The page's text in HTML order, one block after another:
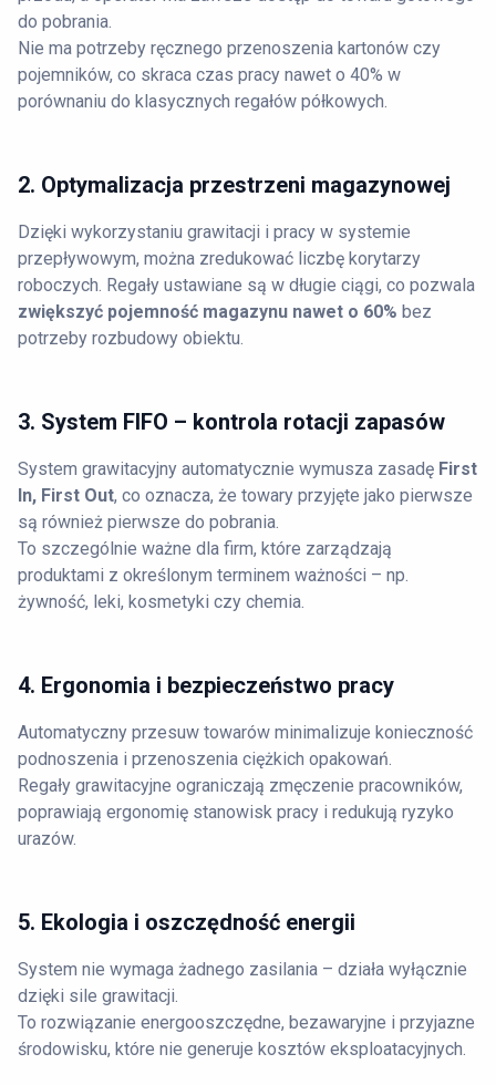
do pobrania.
Nie ma potrzeby ręcznego przenoszenia kartonów czy
pojemników, co skraca czas pracy nawet o 40% w
porównaniu do klasycznych regałów półkowych.
2. Optymalizacja przestrzeni magazynowej
Dzięki wykorzystaniu grawitacji i pracy w systemie
przepływowym, można zredukować liczbę korytarzy
roboczych. Regały ustawiane są w długie ciągi, co pozwala
zwiększyć pojemność magazynu nawet o 60% bez
potrzeby rozbudowy obiektu.
3. System FIFO – kontrola rotacji zapasów
System grawitacyjny automatycznie wymusza zasadę First
In, First Out, co oznacza, że towary przyjęte jako pierwsze
są również pierwsze do pobrania.
To szczególnie ważne dla firm, które zarządzają
produktami z określonym terminem ważności – np.
żywność, leki, kosmetyki czy chemia.
4. Ergonomia i bezpieczeństwo pracy
Automatyczny przesuw towarów minimalizuje konieczność
podnoszenia i przenoszenia ciężkich opakowań.
Regały grawitacyjne ograniczają zmęczenie pracowników,
poprawiają ergonomię stanowisk pracy i redukują ryzyko
urazów.
5. Ekologia i oszczędność energii
System nie wymaga żadnego zasilania – działa wyłącznie
dzięki sile grawitacji.
To rozwiązanie energooszczędne, bezawaryjne i przyjazne
środowisku, które nie generuje kosztów eksploatacyjnych.